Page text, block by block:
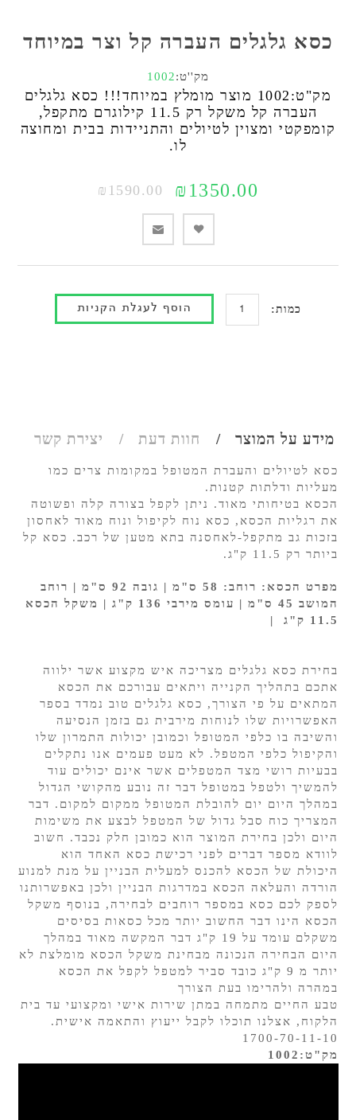
כסא גלגלים העברה קל וצר במיוחד
מק''ט:1002
מק"ט:1002 מוצר מומלץ במיוחד!!! כסא גלגלים
העברה קל משקל רק 11.5 קילוגרם מתקפל,
קומפקטי ומצוין לטיולים והתניידות בבית ומחוצה
לו.
₪1350.00
₪1590.00
כמות:
מידע על המוצר חוות דעת יצירת קשר
כסא לטיולים והעברת המטופל במקומות צרים כמו
מעליות ודלתות קטנות.
הכסא בטיחותי מאוד. ניתן לקפל בצורה קלה ופשוטה
את רגליות הכסא, כסא נוח לקיפול ונוח מאוד לאחסון
בזכות גב מתקפל-לאחסנה בתא מטען של רכב. כסא קל
ביותר רק 11.5 ק"ג.
מפרט הכסא: רוחב: 58 ס"מ | גובה 92 ס"מ | רוחב
המושב 45 ס"מ | עומס מירבי 136 ק"ג | משקל הכסא
11.5 ק"ג |
בחירת כסא גלגלים מצריכה איש מקצוע אשר ילווה
אתכם בתהליך הקנייה ויתאים עבורכם את הכסא
המתאים על פי הצורך, כסא גלגלים טוב נמדד בספר
האפשרויות שלו לנוחות מירבית גם בזמן הנסיעה
והשיבה בו כלפי המטופל וכמובן יכולות התמרון שלו
והקיפול כלפי המטפל. לא מעט פעמים אנו נתקלים
בבעיות רושי מצד המטפלים אשר אינם יכולים עוד
להמשיך ולטפל במטופל דבר זה נובע מהקושי הגדול
במהלך היום יום להובלת המטופל ממקום למקום. דבר
המצריך כוח סבל גדול של המטפל לבצע את משימות
היום ולכן בחירת המוצר הוא כמובן חלק נכבד. חשוב
לוודא מספר דברים לפני רכישת כסא האחד הוא
היכולת של הכסא להכנס למעלית הבניין על מנת למנוע
הורדה והעלאה הכסא במדרגות הבניין ולכן באפשרותנו
לספק לכם כסא במספר רוחבים לבחירה, בנוסף משקל
הכסא הינו דבר החשוב יותר מכל כסאות בסיסים
משקלם עומד על 19 ק"ג דבר המקשה מאוד במהלך
היום הבחירה הנכונה מבחינת משקל הכסא מומלצת לא
יותר מ 9 ק"ג כובד סביר למטפל לקפל את הכסא
במהרה ולהרימו בעת הצורך
טבע החיים מתמחה במתן שירות אישי ומקצועי עד בית
הלקוח, אצלנו תוכלו לקבל ייעוץ והתאמה אישית.
1700-70-11-10
מק"ט:1002